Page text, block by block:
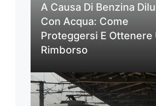
A Causa Di Benzina
Con Acqua: Come
Proteggersi E Ottenere
Rimborso